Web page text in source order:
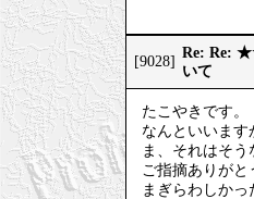
[9028]
Re: Re:
いて
たこやきです。
なんといいま
ま、それはそう
ご指摘ありがと
まぎらわしかっ